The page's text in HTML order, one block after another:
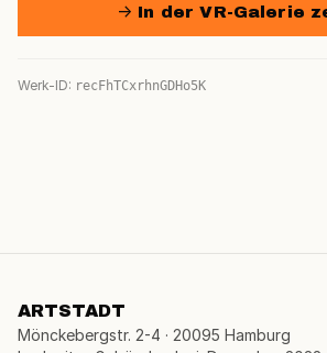
→ In der VR-Galerie
Werk-ID: recFhTCxrhnGDHo5K
ARTSTADT
Mönckebergstr. 2-4 · 20095 Hamburg